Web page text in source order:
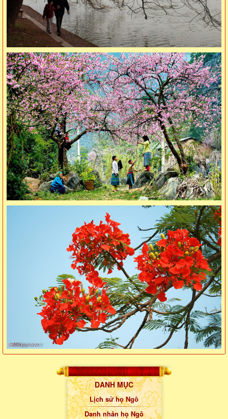
DANH MỤC
Lịch sử họ Ngô
Danh nhân họ Ngô